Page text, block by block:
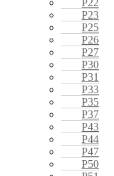
P22
P23
P25
P26
P27
P30
P31
P33
P35
P37
P43
P44
P47
P50